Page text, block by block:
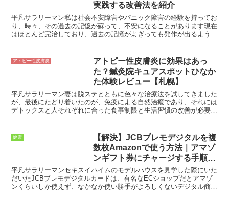
実践する改善法を紹介
平凡サラリーマン私は社会不安障害やパニック障害の経験を持ってお
り、時々、その過去の記憶が蘇って、不安になることがあります現在
はほとんど完治しており、過去の記憶がよぎっても発作が出るような
アトピー性皮膚炎
アトピー性皮膚炎に効果はあっ
た？鍼灸院キュアスポットひなか
た体験レビュー【札幌】
平凡サラリーマン妻は脱ステとともに色々な治療法を試してきました
が、最後にたどり着いたのが、免疫による自然治癒であり、それには
デトックスと人それぞれに合った食事制限と生活習慣の改善が必要と
健康
【解決】JCBプレモデジタルを複
数枚Amazonで使う方法｜アマゾ
ンギフト券にチャージする手順を
解説
平凡サラリーマンセキスイハイムのモデルハウスを見学した際にいた
だいたJCBプレモデジタルカードは、有名なECショップだとアマゾ
ンくらいしか使えず、なかなか使い勝手がよろしくないデジタル商品